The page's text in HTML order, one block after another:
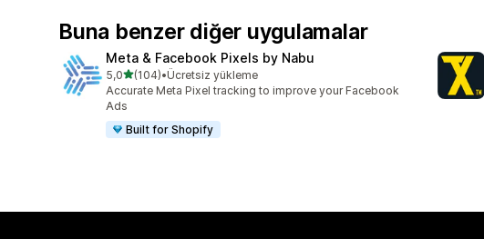
Buna benzer diğer uygulamalar
Meta & Facebook Pixels by Nabu
5,05 yıldız üzerinden
(104)
toplam 104 değerlendirme
•Ücretsiz yükleme
Accurate Meta Pixel tracking to improve your Facebook
Ads
Built for Shopify